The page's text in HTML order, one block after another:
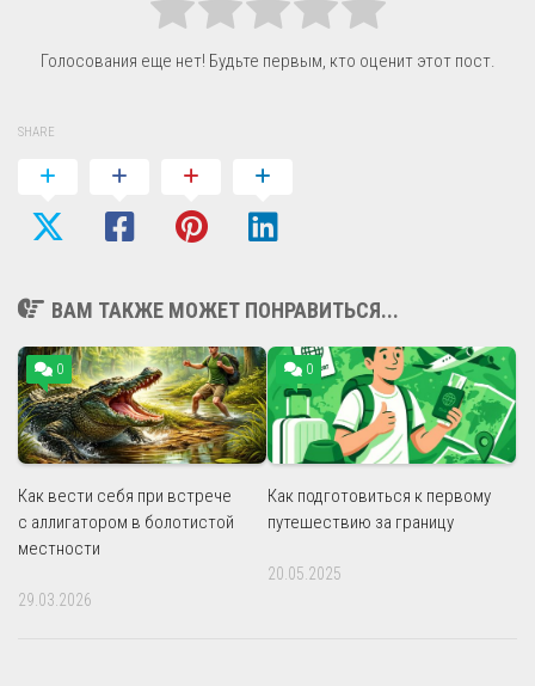
Голосования еще нет! Будьте первым, кто оценит этот пост.
SHARE
ВАМ ТАКЖЕ МОЖЕТ ПОНРАВИТЬСЯ...
0
Как вести себя при встрече
с аллигатором в болотистой
местности
29.03.2026
0
Как подготовиться к первому
путешествию за границу
20.05.2025